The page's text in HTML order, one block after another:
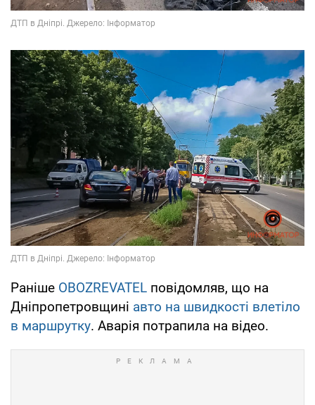
Раніше OBOZREVATEL повідомляв, що на
Дніпропетровщині авто на швидкості влетіло
в маршрутку. Аварія потрапила на відео.